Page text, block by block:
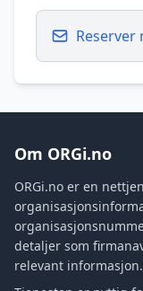
Reserver
Om ORGi.no
ORGi.no er en
detaljer som
relevant informasjon.